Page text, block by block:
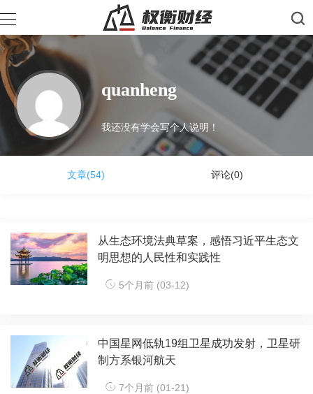
quanheng
我还没有学会写个人说明！
文章(54) 评论(0)
从生态环境法典草案，感悟习近平生态文
明思想的人民性和实践性
5个月前 (03-12)
中国星网低轨19组卫星成功发射，卫星研
制方系银河航天
7个月前 (01-21)